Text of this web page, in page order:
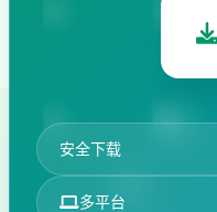
安全下载
多平台